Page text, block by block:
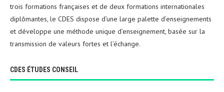
trois formations françaises et de deux formations internationales
diplômantes, le CDES dispose d’une large palette d’enseignements
et développe une méthode unique d’enseignement, basée sur la
transmission de valeurs fortes et l’échange.
CDES ÉTUDES CONSEIL